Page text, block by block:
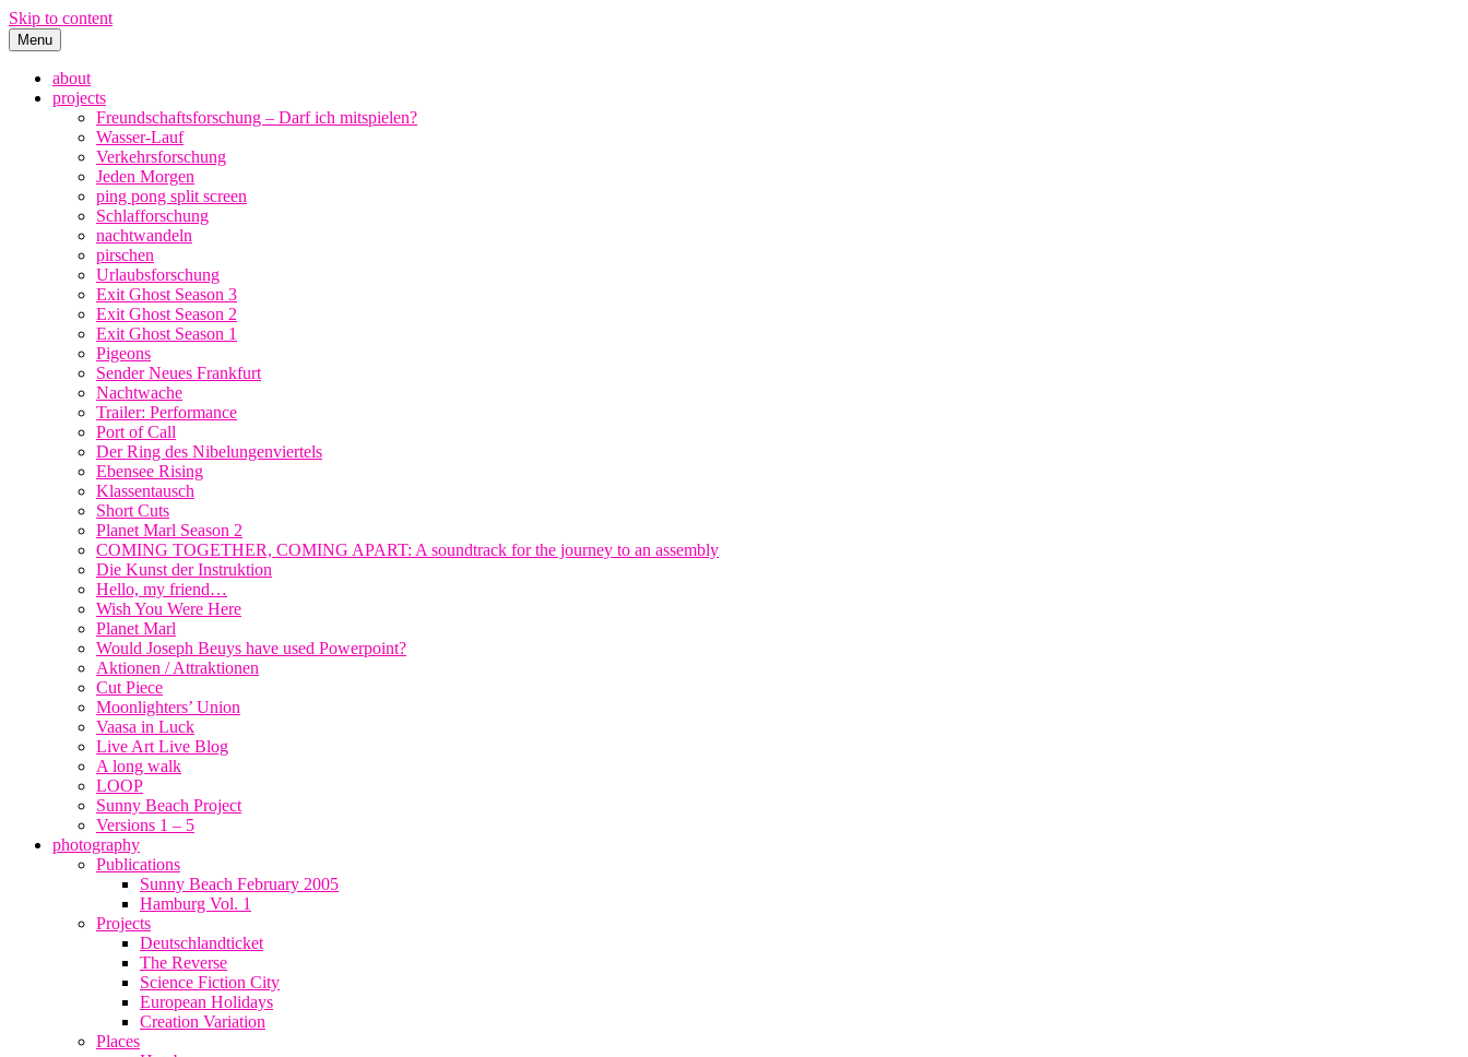
Skip to content
random people
Menu
about
projects
Freundschaftsforschung – Darf ich mitspielen?
Wasser-Lauf
Verkehrsforschung
Jeden Morgen
ping pong split screen
Schlafforschung
nachtwandeln
pirschen
Urlaubsforschung
Exit Ghost Season 3
Exit Ghost Season 2
Exit Ghost Season 1
Pigeons
Sender Neues Frankfurt
Nachtwache
Trailer: Performance
Port of Call
Der Ring des Nibelungenviertels
Ebensee Rising
Klassentausch
Short Cuts
Planet Marl Season 2
COMING TOGETHER, COMING APART: A soundtrack for the journey to an assembly
Die Kunst der Instruktion
Hello, my friend…
Wish You Were Here
Planet Marl
Would Joseph Beuys have used Powerpoint?
Aktionen / Attraktionen
Cut Piece
Moonlighters’ Union
Vaasa in Luck
Live Art Live Blog
A long walk
LOOP
Sunny Beach Project
Versions 1 – 5
photography
Publications
Sunny Beach February 2005
Hamburg Vol. 1
Projects
Deutschlandticket
The Reverse
Science Fiction City
European Holidays
Creation Variation
Places